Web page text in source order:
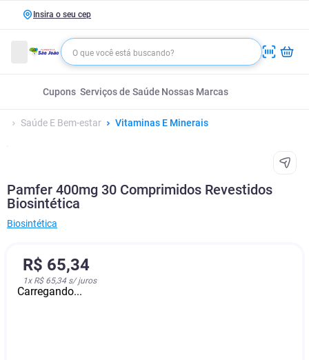
Insira o seu cep
Cupons Serviços de Saúde Nossas Marcas
Saúde E Bem-estar Vitaminas E Minerais
Pamfer 400mg 30 Comprimidos Revestidos
Biosintética
Biosintética
R$ 65,34
1x R$ 65,34s/ juros
Carregando...